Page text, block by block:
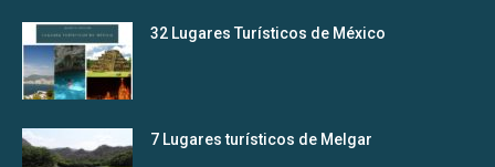
32 Lugares Turísticos de México
7 Lugares turísticos de Melgar